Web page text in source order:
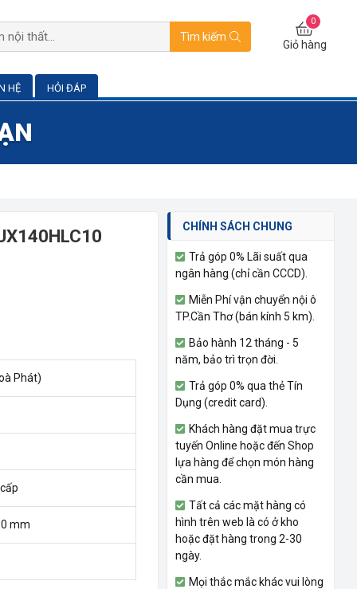
Tìm kiếm
0
Giỏ hàng
HỆ HỎI ĐÁP
Phát)
mm
CHÍNH SÁCH CHUNG
Trả góp 0% Lãi suất qua
ngân hàng (chỉ cần CCCD).
Miễn Phí vận chuyển nội ô
TP.Cần Thơ (bán kính 5 km).
Bảo hành 12 tháng - 5
năm, bảo trì trọn đời.
Trả góp 0% qua thẻ Tín
Dụng (credit card).
Khách hàng đặt mua trực
tuyến Online hoặc đến Shop
lựa hàng để chọn món hàng
cần mua.
Tất cả các mặt hàng có
hình trên web là có ở kho
hoặc đặt hàng trong 2-30
ngày.
Mọi thắc mắc khác vui lòng